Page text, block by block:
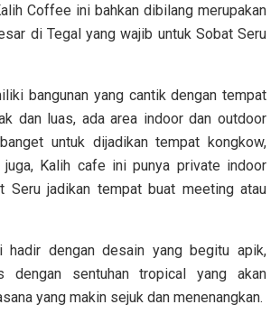
Coffee ini bahkan dibilang merupakan
di Tegal yang wajib untuk Sobat Seru
bangunan yang cantik dengan tempat
dan luas, ada area indoor dan outdoor
untuk dijadikan tempat kongkow,
Kalih cafe ini punya private indoor
Seru jadikan tempat buat meeting atau
dengan desain yang begitu apik,
dengan sentuhan tropical yang akan
yang makin sejuk dan menenangkan.